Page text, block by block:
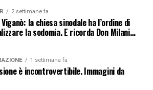
2 settimane fa
la chiesa sinodale ha l’ordine di
la sodomia. E ricorda Don Milani…
1 settimana fa
è incontrovertibile. Immagini da